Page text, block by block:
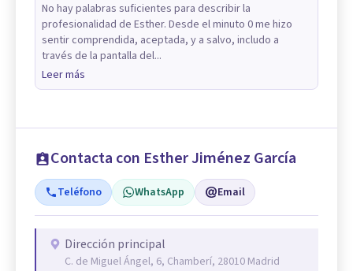
No hay palabras suficientes para describir la
profesionalidad de Esther. Desde el minuto 0 me hizo
sentir comprendida, aceptada, y a salvo, includo a
través de la pantalla del...
Leer más
Contacta con Esther Jiménez García
Teléfono WhatsApp Email
Dirección principal
C. de Miguel Ángel, 6, Chamberí, 28010 Madrid